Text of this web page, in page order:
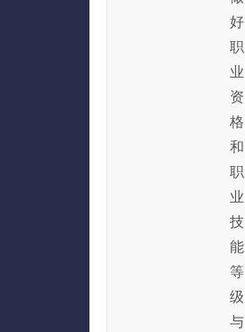
好
职
业
资
格
和
职
业
技
能
等
级
与